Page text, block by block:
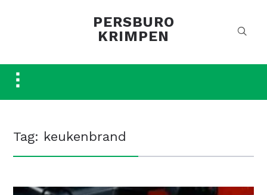
PERSBURO
KRIMPEN
Toggle
sidebar
Tag: keukenbrand